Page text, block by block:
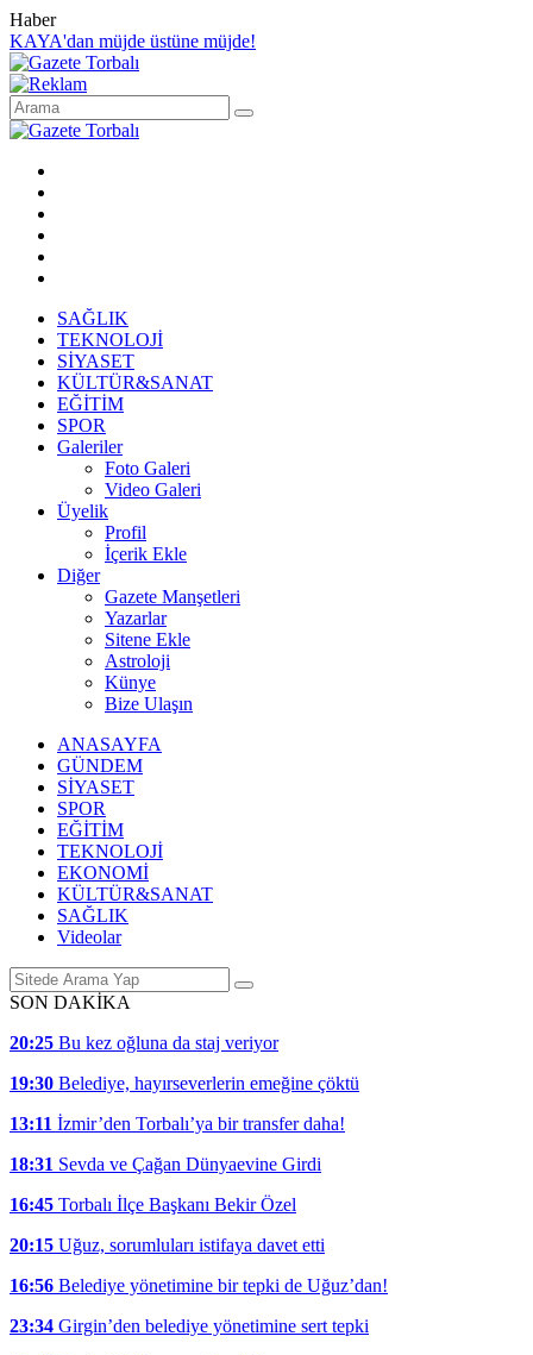
Haber
KAYA'dan müjde üstüne müjde!
SAĞLIK
TEKNOLOJİ
SİYASET
KÜLTÜR&SANAT
EĞİTİM
SPOR
Galeriler
Foto Galeri
Video Galeri
Üyelik
Profil
İçerik Ekle
Diğer
Gazete Manşetleri
Yazarlar
Sitene Ekle
Astroloji
Künye
Bize Ulaşın
ANASAYFA
GÜNDEM
SİYASET
SPOR
EĞİTİM
TEKNOLOJİ
EKONOMİ
KÜLTÜR&SANAT
SAĞLIK
Videolar
SON DAKİKA
20:25 Bu kez oğluna da staj veriyor
19:30 Belediye, hayırseverlerin emeğine çöktü
13:11 İzmir’den Torbalı’ya bir transfer daha!
18:31 Sevda ve Çağan Dünyaevine Girdi
16:45 Torbalı İlçe Başkanı Bekir Özel
20:15 Uğuz, sorumluları istifaya davet etti
16:56 Belediye yönetimine bir tepki de Uğuz’dan!
23:34 Girgin’den belediye yönetimine sert tepki